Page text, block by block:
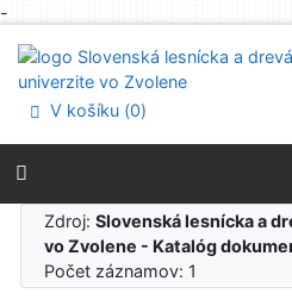
-
Prejsť na menu
Prehlásenie o webovej
V košíku (0)
Zdroj:Slovenská lesnícka a
vo Zvolene - Katalóg
Počet záznamov: 1